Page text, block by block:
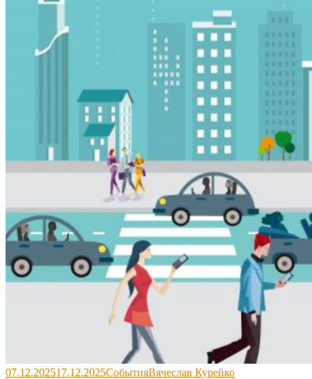
07.12.202517.12.2025СобытияВячеслав Курейко